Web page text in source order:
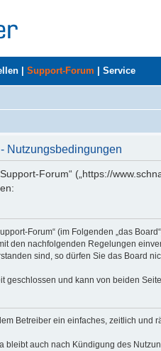
Support-Forum Service
Nutzungsbedingungen
Forum“ („https://
Forum“ (im Folgenden „das
den nachfolgenden Regelungen
sind, so dürfen Sie das Board
geschlossen und kann von beiden
Betreiber ein einfaches, zeitlich
bleibt auch nach Kündigung des